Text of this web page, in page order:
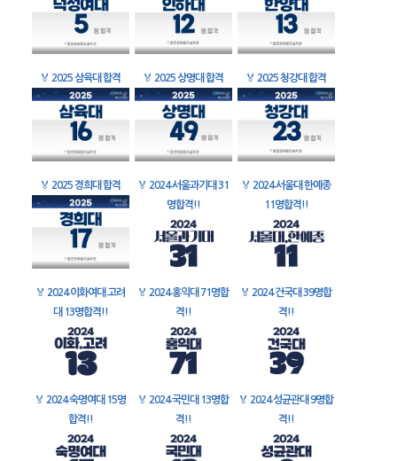
🏅 2025 삼육대 합격 🏅 2025 상명대 합격 🏅 2025 청강대 합격
🏅 2025 경희대 합격 🏅 2024 서울과기대 31
명합격!!
🏅 2024 서울대 한예종
11명합격!!
🏅 2024 이화여대 고려
대 13명합격!!
🏅 2024 홍익대 71명합
격!!
🏅 2024 건국대 39명합
격!!
🏅 2024 숙명여대 15명
합격!!
🏅 2024 국민대 13명합
격!!
🏅 2024 성균관대 9명합
격!!